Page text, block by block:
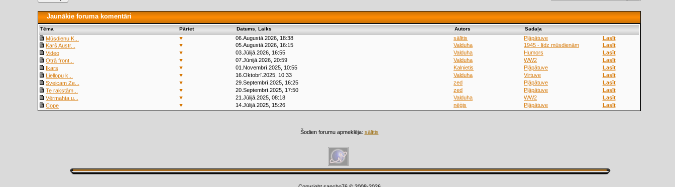
Jaunākie foruma komentāri
Tēma Pāriet Datums, Laiks Аutors Sadaļa
Mūsdienu K... ▼ 06.Augustā.2026, 18:38 sālītis Pļāpātuve
Lasīt
Karš Austr...
▼ 05.Augustā.2026, 16:15 Valduha 1945 - līdz mūsdienām
Lasīt
Video
▼ 03.Jūlijā.2026, 16:55 Valduha Humors
Lasīt
Otrā front...
▼ 07.Jūnijā.2026, 20:59 Valduha WW2
Lasīt
Ikars
▼ 01.Novembrī.2025, 10:55 Kalnietis Pļāpātuve
Lasīt
Liellopu k...
▼ 16.Oktobrī.2025, 10:33 Valduha Virtuve
Lasīt
Sveicam Ze...
▼ 29.Septembrī.2025, 16:25 zed Pļāpātuve
Lasīt
Te rakstām...
▼ 20.Septembrī.2025, 17:50 zed Pļāpātuve
Lasīt
Vērmahta u...
▼ 21.Jūlijā.2025, 08:18 Valduha WW2
Lasīt
Cope
▼ 14.Jūlijā.2025, 15:26 nēģis Pļāpātuve Lasīt
Šodien forumu apmeklēja: sālītis